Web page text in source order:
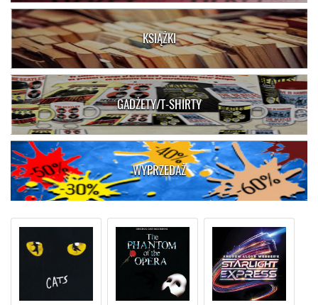
KSIĄŻKI
GADŻETY/T-SHIRTY
WYPRZEDAŻ